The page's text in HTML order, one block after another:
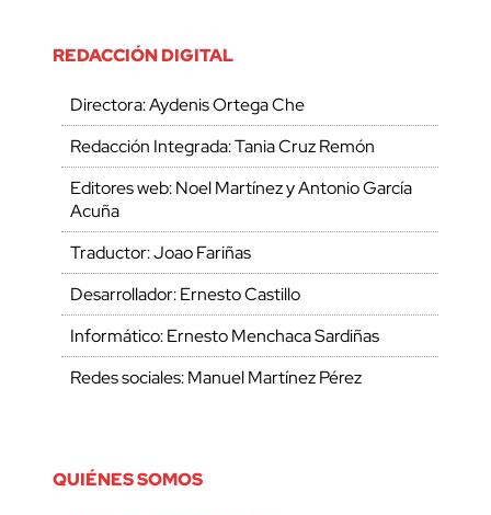
REDACCIÓN DIGITAL
Directora: Aydenis Ortega Che
Redacción Integrada: Tania Cruz Remón
Editores web: Noel Martínez y Antonio García
Acuña
Traductor: Joao Fariñas
Desarrollador: Ernesto Castillo
Informático: Ernesto Menchaca Sardiñas
Redes sociales: Manuel Martínez Pérez
QUIÉNES SOMOS